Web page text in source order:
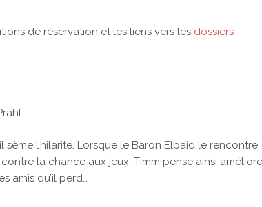
de réservation et les liens vers les dossiers
sème l’hilarité. Lorsque le Baron Elbaid le
la chance aux jeux. Timm pense ainsi
amis qu’il perd…